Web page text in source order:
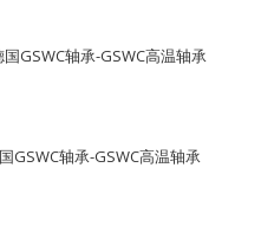
GSWC轴承-GSWC高温轴承
GSWC轴承-GSWC高温轴承